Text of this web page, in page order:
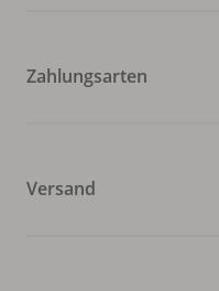
Zahlungsarten
Versand